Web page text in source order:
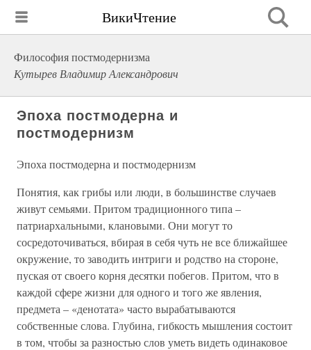
ВикиЧтение
Философия постмодернизма
Кутырев Владимир Александрович
Эпоха постмодерна и
постмодернизм
Эпоха постмодерна и постмодернизм
Понятия, как грибы или люди, в большинстве случаев
живут семьями. Притом традиционного типа –
патриархальными, клановыми. Они могут то
сосредоточиваться, вбирая в себя чуть не все ближайшее
окружение, то заводить интриги и родство на стороне,
пуская от своего корня десятки побегов. Притом, что в
каждой сфере жизни для одного и того же явления,
предмета – «денотата» часто вырабатываются
собственные слова. Глубина, гибкость мышления состоит
в том, чтобы за разностью слов уметь видеть одинаковое